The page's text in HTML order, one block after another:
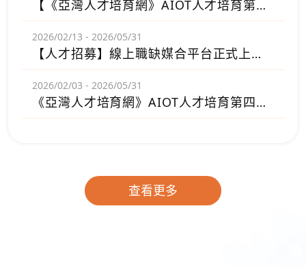
【《亞灣人才培育網》AIOT人才培育第五次抽獎結果公告】
2026/02/13 - 2026/05/31
【人才招募】線上職缺媒合平台正式上線！廣徵新鮮人，完訓享保證面試及新加坡參訪機會
2026/02/03 - 2026/05/31
《亞灣人才培育網》AIOT人才培育第四次抽獎結果公告
查看更多